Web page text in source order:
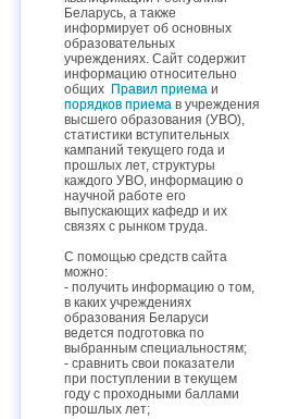
Беларусь, а также
информирует об основных
образовательных
учреждениях. Сайт содержит
информацию относительно
общих Правил приема и
порядков приема в учреждения
высшего образования (УВО),
статистики вступительных
кампаний текущего года и
прошлых лет, структуры
каждого УВО, информацию о
научной работе его
выпускающих кафедр и их
связях с рынком труда.
С помощью средств сайта
можно:
- получить информацию о том,
в каких учреждениях
образования Беларуси
ведется подготовка по
выбранным специальностям;
- сравнить свои показатели
при поступлении в текущем
году с проходными баллами
прошлых лет;